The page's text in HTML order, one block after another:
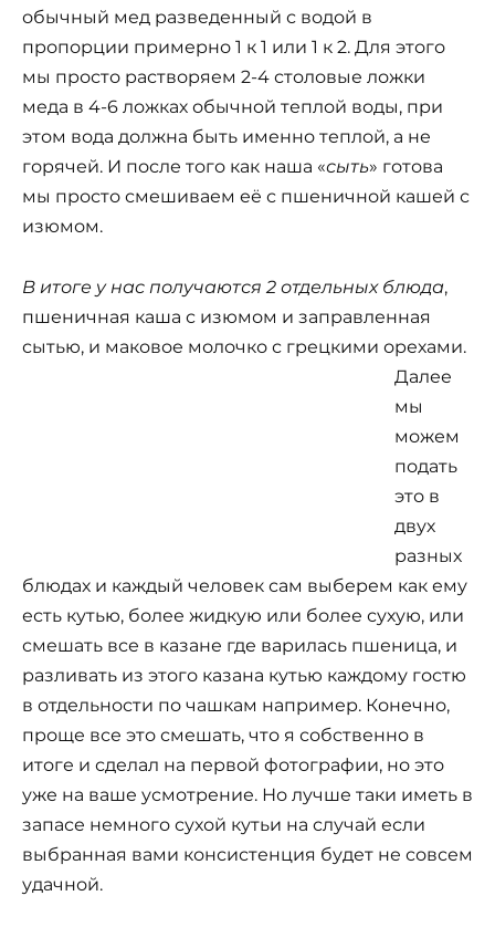
обычный мед разведенный с водой в
пропорции примерно 1 к 1 или 1 к 2. Для этого
мы просто растворяем 2-4 столовые ложки
меда в 4-6 ложках обычной теплой воды, при
этом вода должна быть именно теплой, а не
горячей. И после того как наша «сыть» готова
мы просто смешиваем её с пшеничной кашей с
изюмом.
В итоге у нас получаются 2 отдельных блюда,
пшеничная каша с изюмом и заправленная
сытью, и маковое молочко с грецкими орехами.
Далее
мы
можем
подать
это в
двух
разных
блюдах и каждый человек сам выберем как ему
есть кутью, более жидкую или более сухую, или
смешать все в казане где варилась пшеница, и
разливать из этого казана кутью каждому гостю
в отдельности по чашкам например. Конечно,
проще все это смешать, что я собственно в
итоге и сделал на первой фотографии, но это
уже на ваше усмотрение. Но лучше таки иметь в
запасе немного сухой кутьи на случай если
выбранная вами консистенция будет не совсем
удачной.